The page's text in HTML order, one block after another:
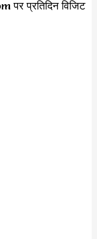
पर प्रतिदिन विजिट